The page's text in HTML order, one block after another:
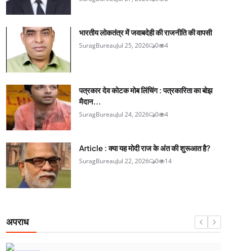
भारतीय लोकतंत्र में जवाबदेही की राजनीति की वापसी
SuragBureauJul 25, 2026 0 4
पत्रकार देव कोटक मोब लिंचिंग : पत्रकारिता का बोझ
मैदान...
SuragBureauJul 24, 2026 0 4
Article : क्या यह मोदी राज के अंत की शुरूआत है?
SuragBureauJul 22, 2026 0 14
अपराध